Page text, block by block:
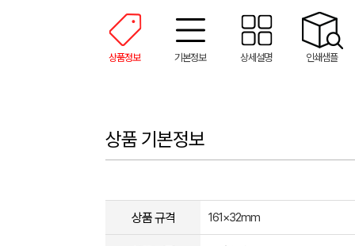
상품정보 기본정보 상세설명 인쇄샘플
상품 기본정보
상품 규격 161×32mm